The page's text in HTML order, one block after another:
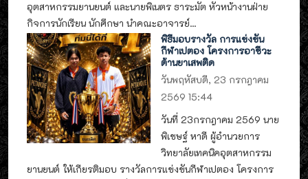
อุตสาหกรรมยานยนต์ และนายพิเนตร ธาระมัต หัวหน้างานฝ่าย
กิจการนักเรียน นักศึกษา นำคณะอาจารย์...
พิธีมอบรางวัล การแข่งขัน
กีฬาเปตอง โครงการอาชีวะ
ต้านยาเสพติด
วันพฤหัสบดี, 23 กรกฎาคม
2569 15:44
วันที่ 23กรกฎาคม 2569 นาย
พิเชษฐ์ หาดี ผู้อำนวยการ
วิทยาลัยเทคนิคอุตสาหกรรม
ยานยนต์ ให้เกียรติมอบ รางวัลการแข่งขันกีฬาเปตอง โครงการ